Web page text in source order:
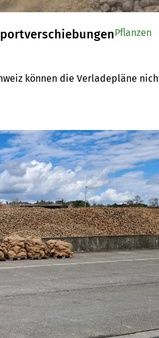
können die Verladepläne
Pflanzen